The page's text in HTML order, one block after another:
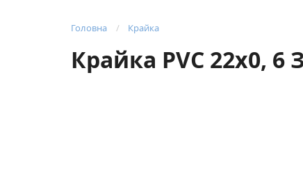
Головна Крайка
Крайка PVC 22х0, 6